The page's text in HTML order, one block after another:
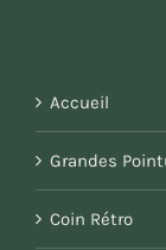
Accueil
Grandes
Coin Rétro